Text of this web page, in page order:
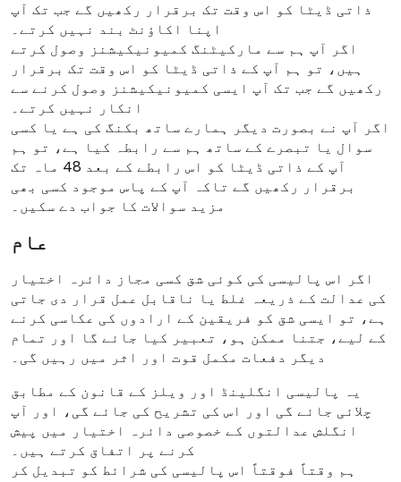
ذاتی ڈیٹا کو اس وقت تک برقرار رکھیں گے جب تک آپ
اپنا اکاؤنٹ بند نہیں کرتے۔
اگر آپ ہم سے مارکیٹنگ کمیونیکیشنز وصول کرتے
ہیں، تو ہم آپ کے ذاتی ڈیٹا کو اس وقت تک برقرار
رکھیں گے جب تک آپ ایسی کمیونیکیشنز وصول کرنے سے
انکار نہیں کرتے۔
اگر آپ نے بصورت دیگر ہمارے ساتھ بکنگ کی ہے یا کسی
سوال یا تبصرے کے ساتھ ہم سے رابطہ کیا ہے، تو ہم
آپ کے ذاتی ڈیٹا کو اس رابطے کے بعد 48 ماہ تک
برقرار رکھیں گے تاکہ آپ کے پاس موجود کسی بھی
مزید سوالات کا جواب دے سکیں۔
عام
اگر اس پالیسی کی کوئی شق کسی مجاز دائرہ اختیار
کی عدالت کے ذریعہ غلط یا ناقابل عمل قرار دی جاتی
ہے، تو ایسی شق کو فریقین کے ارادوں کی عکاسی کرنے
کے لیے، جتنا ممکن ہو، تعبیر کیا جائے گا اور تمام
دیگر دفعات مکمل قوت اور اثر میں رہیں گی۔
یہ پالیسی انگلینڈ اور ویلز کے قانون کے مطابق
چلائی جائے گی اور اس کی تشریح کی جائے گی، اور آپ
انگلش عدالتوں کے خصوصی دائرہ اختیار میں پیش
کرنے پر اتفاق کرتے ہیں۔
ہم وقتاً فوقتاً اس پالیسی کی شرائط کو تبدیل کر